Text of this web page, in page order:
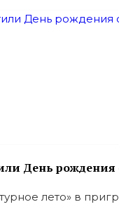
День рождения
лето» в